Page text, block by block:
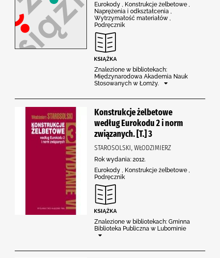
Eurokody , Konstrukcje żelbetowe ,
Naprężenia i odkształcenia ,
Wytrzymałość materiałów ,
Podręcznik
Znalezione w bibliotekach:
Międzynarodowa Akademia Nauk
Stosowanych w Łomży.
Konstrukcje żelbetowe
według Eurokodu 2 i norm
związanych. [T.] 3
STAROSOLSKI, WŁODZIMIERZ
Rok wydania: 2012.
Eurokody , Konstrukcje żelbetowe ,
Podręcznik
Znalezione w bibliotekach: Gminna
Biblioteka Publiczna w Lubominie